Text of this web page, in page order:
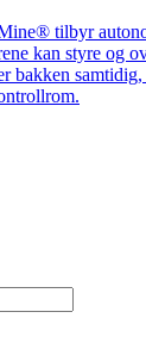
tilbyr
kan styre og
bakken